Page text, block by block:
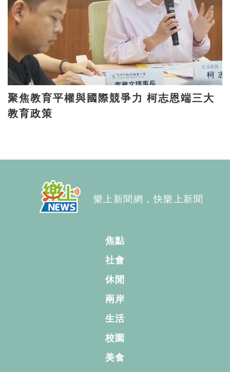
聚焦教育平權與國際競爭力 柯志恩端三大
教育政策
樂上新聞網，快樂上新聞
焦點
社會
休閒
兩岸
生活
校園
美食